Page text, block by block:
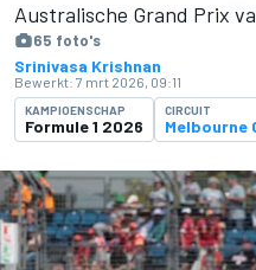
Australische Grand Prix
65 foto's
Srinivasa Krishnan
Bewerkt: 7 mrt 2026, 09:11
KAMPIOENSCHAP
Formule 1 2026
CIRCUIT
Melbourne